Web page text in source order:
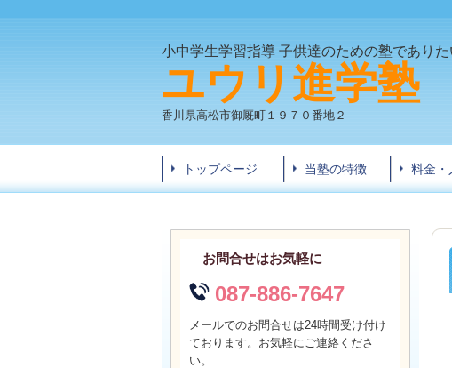
小中学生学習指導 子供達のための塾でありた
ユウリ進学塾
香川県高松市御厩町１９７０番地２
トップページ 当塾の特徴 料金・
お問合せはお気軽に
087-886-7647
メールでのお問合せは24時間受け付け
ております。お気軽にご連絡くださ
い。